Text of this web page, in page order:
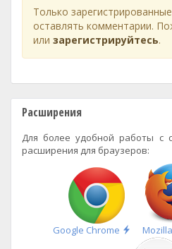
Только
оставлять комментарии.
или зарегистрируйтесь.
Расширения
Для более удобной работы с
расширения для браузеров:
Google Chrome
Быстрая